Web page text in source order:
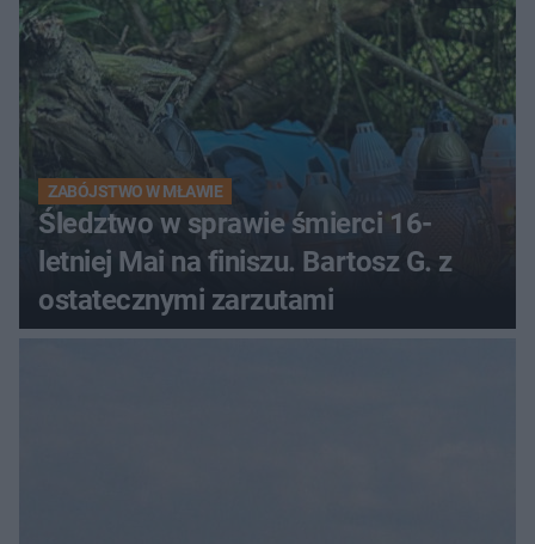
ZABÓJSTWO W MŁAWIE
Śledztwo w sprawie śmierci 16-
letniej Mai na finiszu. Bartosz G. z
ostatecznymi zarzutami